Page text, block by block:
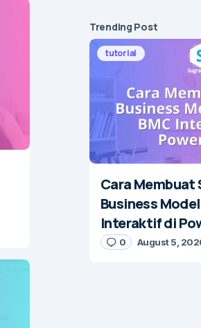
Trending Post
tutorial
Cara Membuat
Business
Interaktif di
0 August 5,